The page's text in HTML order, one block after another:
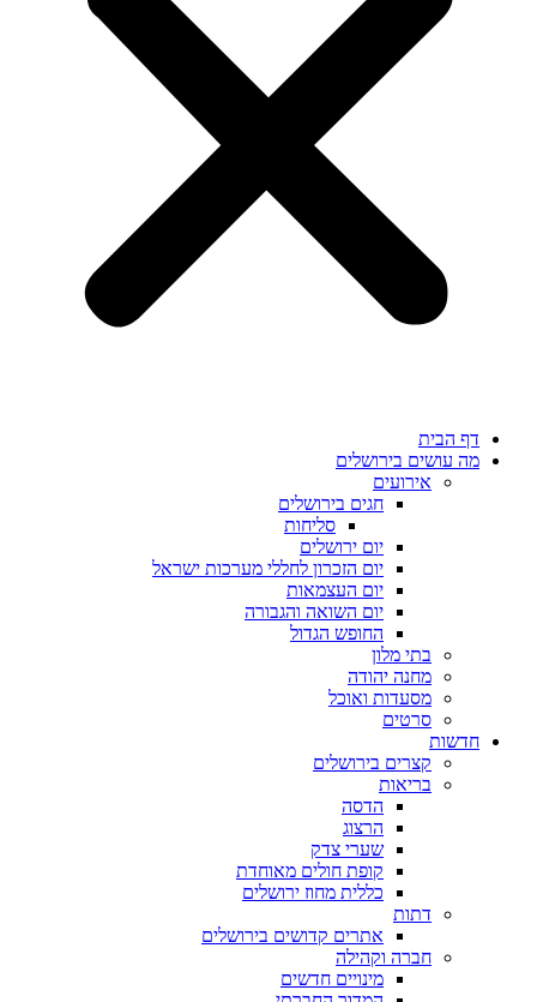
דף הבית
מה עושים בירושלים
אירועים
חגים בירושלים
סליחות
יום ירושלים
יום הזכרון לחללי מערכות ישראל
יום העצמאות
יום השואה והגבורה
החופש הגדול
בתי מלון
מחנה יהודה
מסעדות ואוכל
סרטים
חדשות
קצרים בירושלים
בריאות
הדסה
הרצוג
שערי צדק
קופת חולים מאוחדת
כללית מחוז ירושלים
דתות
אתרים קדושים בירושלים
חברה וקהילה
מינויים חדשים